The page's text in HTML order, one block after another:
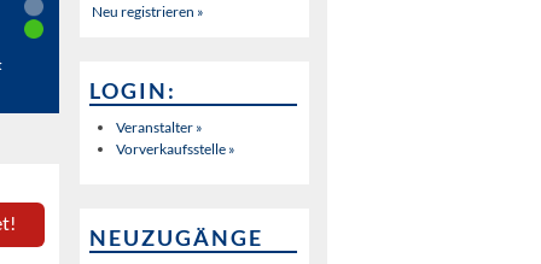
Neu registrieren »
LOGIN:
Veranstalter »
Vorverkaufsstelle »
NEUZUGÄNGE